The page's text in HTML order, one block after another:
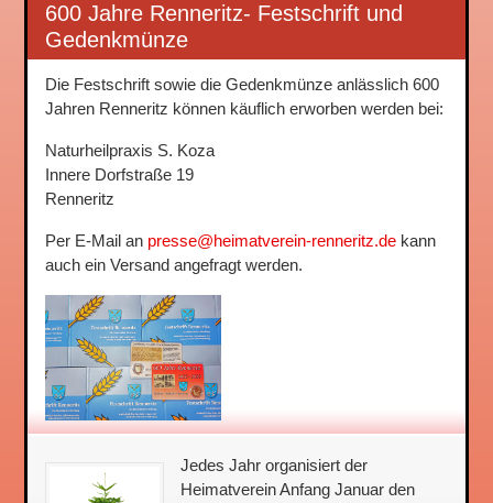
600 Jahre Renneritz- Festschrift und
Gedenkmünze
Die Festschrift sowie die Gedenkmünze anlässlich 600
Jahren Renneritz können käuflich erworben werden bei:
Naturheilpraxis S. Koza
Innere Dorfstraße 19
Renneritz
Per E-Mail an presse@heimatverein-renneritz.de kann
auch ein Versand angefragt werden.
Jedes Jahr organisiert der
Heimatverein Anfang Januar den